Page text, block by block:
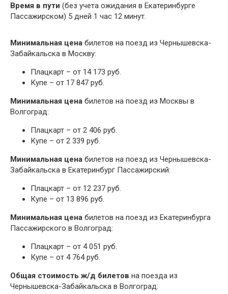
Время в пути (без учета ожидания в Екатеринбурге
Пассажирском) 5 дней 1 час 12 минут.
Минимальная цена билетов на поезд из Чернышевска-
Забайкальска в Москву:
Плацкарт – от 14 173 руб.
Купе – от 17 847 руб.
Минимальная цена билетов на поезд из Москвы в
Волгоград:
Плацкарт – от 2 406 руб.
Купе – от 2 339 руб.
Минимальная цена билетов на поезд из Чернышевска-
Забайкальска в Екатеринбург Пассажирский:
Плацкарт – от 12 237 руб.
Купе – от 13 896 руб.
Минимальная цена билетов на поезд из Екатеринбурга
Пассажирского в Волгоград:
Плацкарт – от 4 051 руб.
Купе – от 4 764 руб.
Общая стоимость ж/д билетов на поезда из
Чернышевска-Забайкальска в Волгоград: